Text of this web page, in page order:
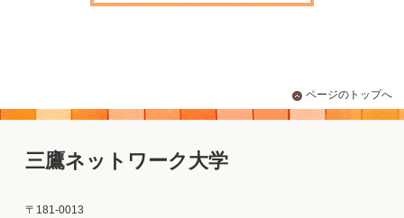
ページのトップへ
三鷹ネットワーク大学
〒181-0013